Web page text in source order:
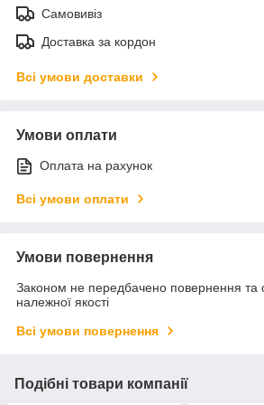
Самовивіз
Доставка за кордон
Всі умови доставки
Умови оплати
Оплата на рахунок
Всі умови оплати
Умови повернення
Законом не передбачено повернення та
належної якості
Всі умови повернення
Подібні товари компанії